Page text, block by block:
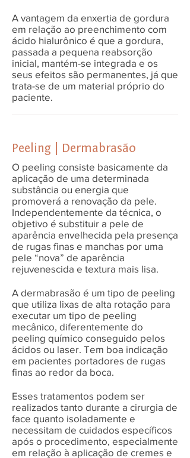
A vantagem da enxertia de gordura
em relação ao preenchimento com
ácido hialurônico é que a gordura,
passada a pequena reabsorção
inicial, mantém-se integrada e os
seus efeitos são permanentes, já que
trata-se de um material próprio do
paciente.
Peeling | Dermabrasão
O peeling consiste basicamente da
aplicação de uma determinada
substância ou energia que
promoverá a renovação da pele.
Independentemente da técnica, o
objetivo é substituir a pele de
aparência envelhecida pela presença
de rugas finas e manchas por uma
pele “nova” de aparência
rejuvenescida e textura mais lisa.
A dermabrasão é um tipo de peeling
que utiliza lixas de alta rotação para
executar um tipo de peeling
mecânico, diferentemente do
peeling químico conseguido pelos
ácidos ou laser. Tem boa indicação
em pacientes portadores de rugas
finas ao redor da boca.
Esses tratamentos podem ser
realizados tanto durante a cirurgia de
face quanto isoladamente e
necessitam de cuidados específicos
após o procedimento, especialmente
em relação à aplicação de cremes e